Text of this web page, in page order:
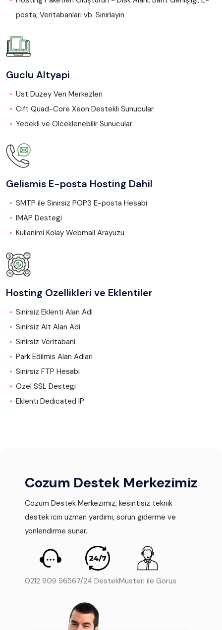
posta, Veritabanları vb. Sınırlayın
Guclu Altyapi
Ust Duzey Veri Merkezleri
Cift Quad-Core Xeon Destekli Sunucular
Yedekli ve Olceklenebilir Sunucular
Gelismis E-posta Hosting Dahil
SMTP ile Sinirsiz POP3 E-posta Hesabi
IMAP Destegi
Kullanimi Kolay Webmail Arayuzu
Hosting Ozellikleri ve Eklentiler
Sinirsiz Eklenti Alan Adi
Sinirsiz Alt Alan Adi
Sinirsiz Veritabani
Park Edilmis Alan Adlari
Sinirsiz FTP Hesabi
Ozel SSL Destegi
Eklenti Dedicated IP
Cozum Destek Merkezimiz
Cozum Destek Merkezimiz, kesintisiz teknik
destek icin uzman yardimi, sorun giderme ve
yonlendirme sunar.
0212 909 96567/24 DestekMusteri ile Gorus